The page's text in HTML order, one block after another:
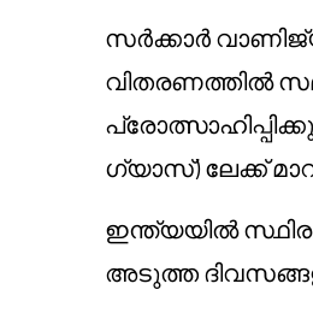
സർക്കാർ
വിതരണത്തിൽ
ഗ്യാസ്) ലേക്ക്
ഇന്ത്യയിൽ
അടുത്ത